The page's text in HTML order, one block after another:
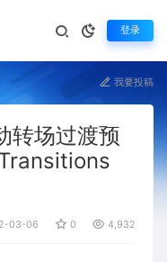
登录
我要投稿
转场过渡预
03-06 0 4,932